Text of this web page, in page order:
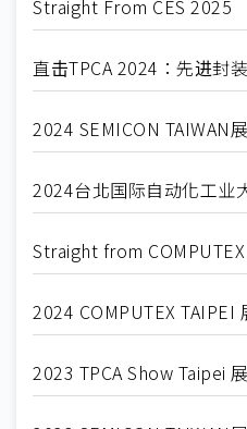
Straight From CES 2025
直击TPCA 2024：先进封
2024 SEMICON TAIWAN
2024台北国际自动化工业
Straight from
2024 COMPUTEX TAIPEI
2023 TPCA Show Taipei